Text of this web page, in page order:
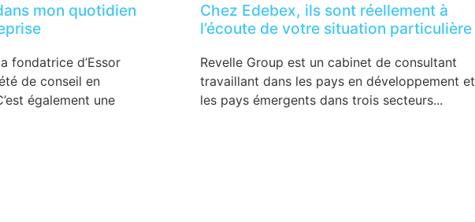
mon quotidien
fondatrice d’Essor
de conseil en
également une
Chez Edebex, ils sont réellement à
l’écoute de votre situation particulière
Revelle Group est un cabinet de consultant
travaillant dans les pays en développement et
les pays émergents dans trois secteurs...